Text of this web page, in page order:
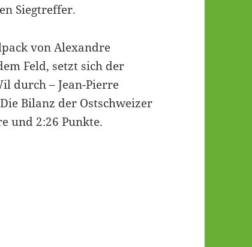
Siegtreffer.
von Alexandre
Feld, setzt sich der
durch – Jean-Pierre
Bilanz der Ostschweizer
und 2:26 Punkte.